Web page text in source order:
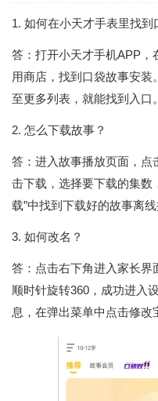
1. 如何在小天才手表里找到
答：打开小天才手机APP，
用商店，找到口袋故事安
至更多列表，就能找到入口。
2. 怎么下载故事？
答：进入故事播放页面，点
击下载，选择要下载的集数
载”中找到下载好的故事离线
3. 如何改名？
答：点击右下角进入家长界
顺时针旋转360，成功进入
息，在弹出菜单中点击修改